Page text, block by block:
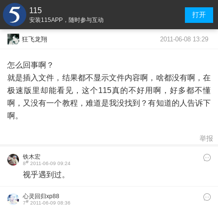
115
安装115APP，随时参与互动
打开
狂飞龙翔 2011-06-08 13:29
怎么回事啊？
就是插入文件，结果都不显示文件内容啊，啥都没有啊，在
极速版里却能看见，这个115真的不好用啊，好多都不懂
啊，又没有一个教程，难道是我没找到？有知道的人告诉下
啊。
举报
铁木宏
8# 2011-06-09 09:24
视乎遇到过。
心灵回归xp88
7# 2011-06-09 08:36